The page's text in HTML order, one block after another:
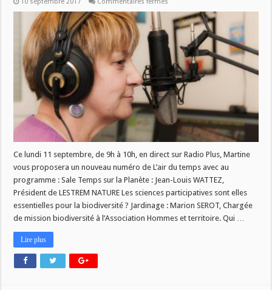
du
temps
du
11
septembre
Ce lundi 11 septembre, de 9h à 10h, en direct sur Radio Plus, Martine
vous proposera un nouveau numéro de L’air du temps avec au
programme : Sale Temps sur la Planète : Jean-Louis WATTEZ,
Président de LESTREM NATURE Les sciences participatives sont elles
essentielles pour la biodiversité ? Jardinage : Marion SEROT, Chargée
de mission biodiversité à l’Association Hommes et territoire. Qui …
Lire plus